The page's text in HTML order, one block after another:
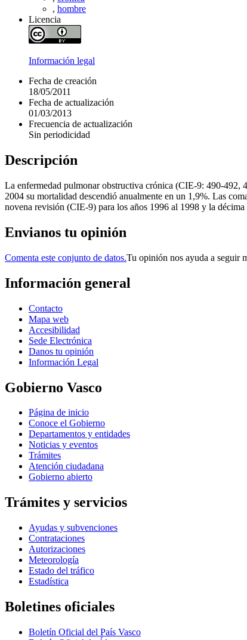
, hombre
Licencia
Información legal
Fecha de creación
18/05/2011
Fecha de actualización
01/03/2013
Frecuencia de actualización
Sin periodicidad
Descripción
La enfermedad pulmonar obstructiva crónica (CIE-9: 490-492,
2004 su mortalidad descendió anualmente en un 1,9%. Las
novena revisión (CIE-9) para los años 1996 al 1998 y la
Envianos tu opinión
Comenta este conjunto de datos.Tu opinión nos ayuda a seguir
Información general
Contacto
Mapa web
Accesibilidad
Sede Electrónica
Danos tu opinión
Información Legal
Gobierno Vasco
Página de inicio
Conoce el Gobierno
Departamentos y entidades
Noticias y eventos
Trámites
Atención ciudadana
Gobierno abierto
Trámites y servicios
Ayudas y subvenciones
Contrataciones
Autorizaciones
Meteorología
Estado del tráfico
Estadística
Boletines oficiales
Boletín Oficial del País Vasco